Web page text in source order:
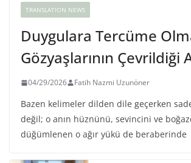
TRANSLATION NEWS
Duygulara Tercüme
Gözyaşlarının Çevrildiği
04/29/2026 Fatih Nazmi Uzunöner
Bazen kelimeler dilden dile geçerken
değil; o anın hüznünü, sevincini ve
düğümlenen o ağır yükü de beraberinde